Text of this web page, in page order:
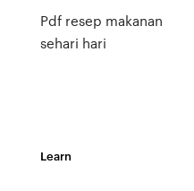
Pdf resep makanan
sehari hari
Learn